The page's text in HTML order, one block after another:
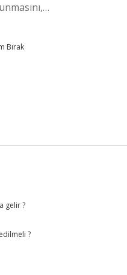
Bırak
gelir ?
?